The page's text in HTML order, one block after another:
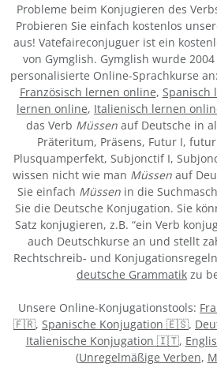
Probleme beim Konjugieren des
Probieren Sie einfach kostenlos
aus! Vatefaireconjuguer ist ein
von Gymglish. Gymglish wurde
personalisierte Online-Sprachkurse an:
Französisch lernen online, Spanisch
lernen online, Italienisch lernen
das Verb Müssen auf Deutsche in
Präteritum, Präsens, Futur I,
Plusquamperfekt, Subjonctif I,
wissen nicht wie man Müssen auf
Sie einfach Müssenin die
Sie die Deutsche Konjugation. Sie
Satz konjugieren, z.B. “ein Verb
auch Deutschkurse an und stellt
Rechtschreib- und
deutsche Grammatik zu
Unsere Online-Konjugationstools:
🇫🇷, Spanische Konjugation 🇪🇸,
Italienische Konjugation 🇮🇹,
(Unregelmäßige Verben,